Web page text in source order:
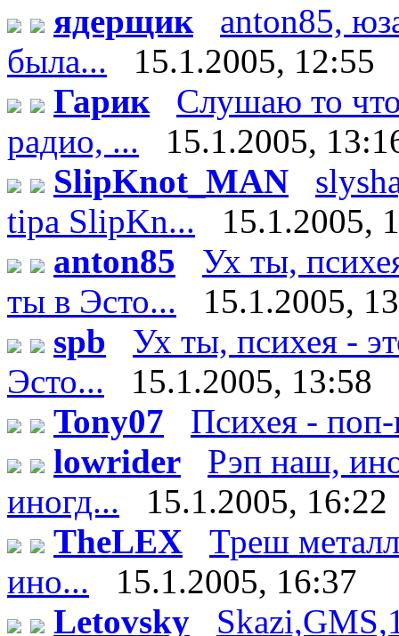
ядерщик
anton85,
была...
15.1.2005, 12:55
Гарик
Слушаю то
радио, ...
15.1.2005,
SlipKnot_MAN
tipa SlipKn...
15.1.2005,
anton85
Ух ты,
ты в Эсто...
15.1.2005,
spb
Ух ты, психея -
Эсто...
15.1.2005, 13:58
Tony07
Психея -
lowrider
Рэп наш,
иногд...
15.1.2005, 16:22
TheLEX
Треш
ино...
15.1.2005, 16:37
Letovsky